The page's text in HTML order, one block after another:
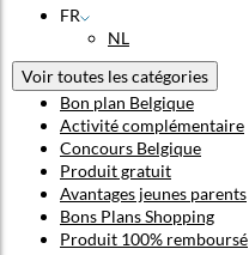
FR
NL
Voir toutes les catégories
Bon plan Belgique
Activité complémentaire
Concours Belgique
Produit gratuit
Avantages jeunes parents
Bons Plans Shopping
Produit 100% remboursé